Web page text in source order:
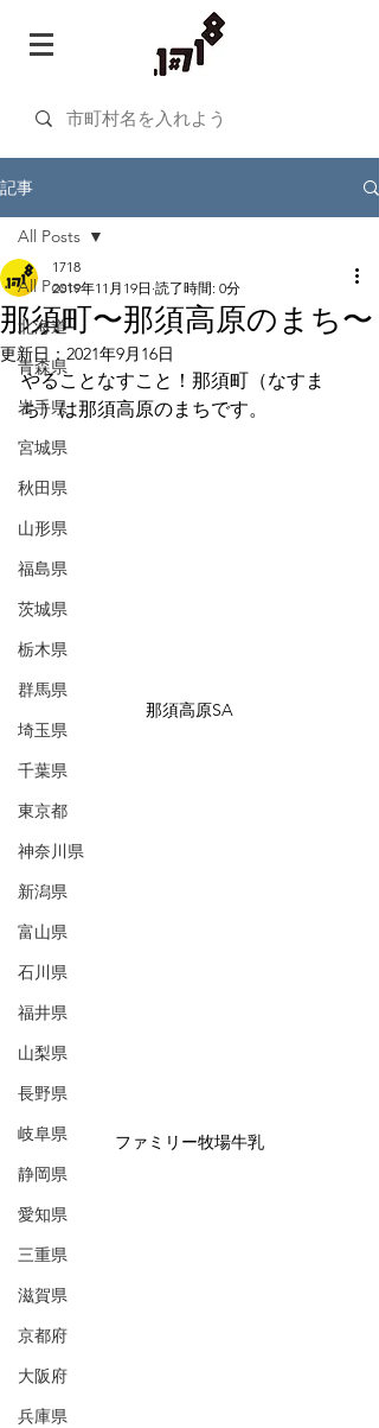
記事
All Posts
北海道
青森県
岩手県
宮城県
秋田県
山形県
福島県
茨城県
栃木県
群馬県
埼玉県
千葉県
東京都
神奈川県
新潟県
富山県
石川県
福井県
山梨県
長野県
岐阜県
静岡県
愛知県
三重県
滋賀県
京都府
大阪府
兵庫県
All Posts
那須町〜那須高原のまち〜
1718
2019年11月19日 読了時間: 0分
更新日： 2021年9月16日
やることなすこと！那須町（なすま
ち）は那須高原のまちです。
那須高原SA
ファミリー牧場牛乳